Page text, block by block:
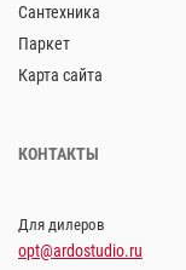
Сантехника
Паркет
Карта сайта
КОНТАКТЫ
Для дилеров
opt@ardostudio.ru